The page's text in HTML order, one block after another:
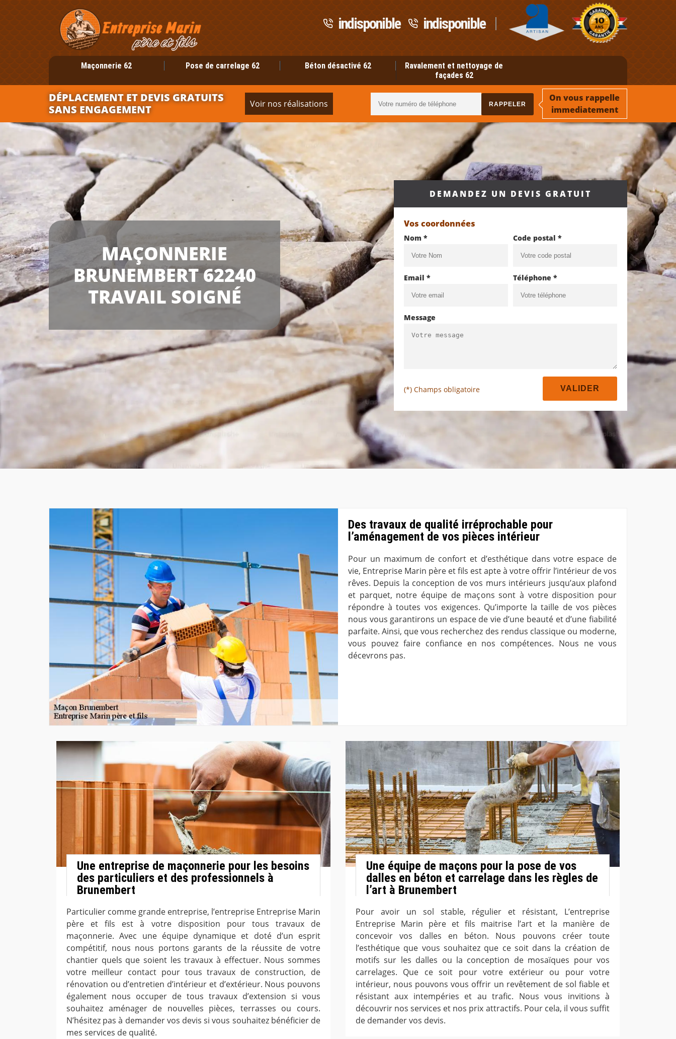
indisponible indisponible
Maçonnerie 62 Pose de carrelage 62 Béton désactivé 62
Ravalement et nettoyage de
façades 62
DÉPLACEMENT ET DEVIS GRATUITS
SANS ENGAGEMENT
Voir nos réalisations
On vous rappelle
immediatement
MAÇONNERIE
BRUNEMBERT 62240
TRAVAIL SOIGNÉ
DEMANDEZ UN DEVIS GRATUIT
Vos coordonnées
Nom * Code postal *
Email * Téléphone *
Message
(*) Champs obligatoire
Des travaux de qualité irréprochable pour
l’aménagement de vos pièces intérieur
Pour un maximum de confort et d’esthétique dans votre espace de
vie, Entreprise Marin père et fils est apte à votre offrir l’intérieur de vos
rêves. Depuis la conception de vos murs intérieurs jusqu’aux plafond
et parquet, notre équipe de maçons sont à votre disposition pour
répondre à toutes vos exigences. Qu’importe la taille de vos pièces
nous vous garantirons un espace de vie d’une beauté et d’une fiabilité
parfaite. Ainsi, que vous recherchez des rendus classique ou moderne,
vous pouvez faire confiance en nos compétences. Nous ne vous
décevrons pas.
Une entreprise de maçonnerie pour les besoins
des particuliers et des professionnels à
Brunembert
Particulier comme grande entreprise, l’entreprise Entreprise Marin
père et fils est à votre disposition pour tous travaux de
maçonnerie. Avec une équipe dynamique et doté d’un esprit
compétitif, nous nous portons garants de la réussite de votre
chantier quels que soient les travaux à effectuer. Nous sommes
votre meilleur contact pour tous travaux de construction, de
rénovation ou d’entretien d’intérieur et d’extérieur. Nous pouvons
également nous occuper de tous travaux d’extension si vous
souhaitez aménager de nouvelles pièces, terrasses ou cours.
N’hésitez pas à demander vos devis si vous souhaitez bénéficier de
mes services de qualité.
Une équipe de maçons pour la pose de vos
dalles en béton et carrelage dans les règles de
l’art à Brunembert
Pour avoir un sol stable, régulier et résistant, L’entreprise
Entreprise Marin père et fils maitrise l’art et la manière de
concevoir vos dalles en béton. Nous pouvons créer toute
l’esthétique que vous souhaitez que ce soit dans la création de
motifs sur les dalles ou la conception de mosaïques pour vos
carrelages. Que ce soit pour votre extérieur ou pour votre
intérieur, nous pouvons vous offrir un revêtement de sol fiable et
résistant aux intempéries et au trafic. Nous vous invitions à
découvrir nos services et nos prix attractifs. Pour cela, il vous suffit
de demander vos devis.